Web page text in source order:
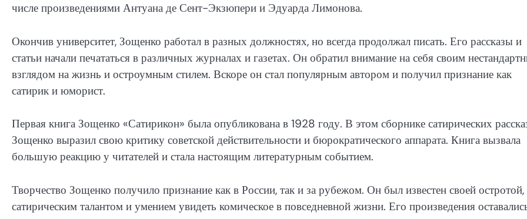
числе произведениями Антуана де Сент-Экзюпери и Эдуарда Лимонова.
Окончив университет, Зощенко работал в разных должностях, но всегда продолжал писать. Его рассказы и
статьи начали печататься в различных журналах и газетах. Он обратил внимание на себя своим
взглядом на жизнь и остроумным стилем. Вскоре он стал популярным автором и получил признание как
сатирик и юморист.
Первая книга Зощенко «Сатирикон» была опубликована в 1928 году. В этом сборнике сатирических
Зощенко выразил свою критику советской действительности и бюрократического аппарата. Книга вызвала
большую реакцию у читателей и стала настоящим литературным событием.
Творчество Зощенко получило признание как в России, так и за рубежом. Он был известен своей остротой,
сатирическим талантом и умением увидеть комическое в повседневной жизни. Его произведения